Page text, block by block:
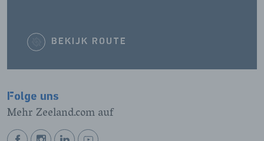
BEKIJK ROUTE
Folge uns
Mehr Zeeland.com auf